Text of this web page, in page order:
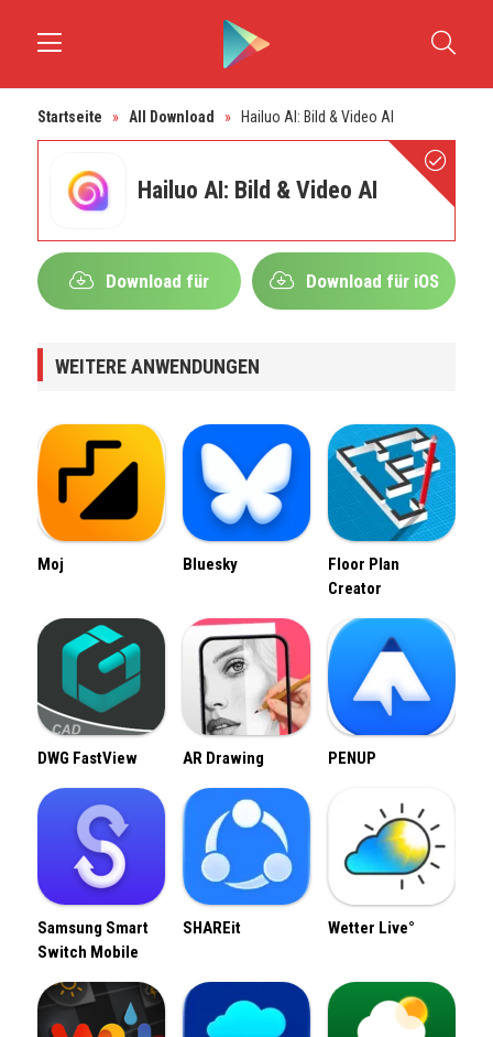
Startseite » All Download » Hailuo AI: Bild & Video AI
Hailuo AI: Bild & Video AI
Download für Download für iOS
WEITERE ANWENDUNGEN
Moj Bluesky
Floor Plan
Creator
DWG FastView AR Drawing PENUP
Samsung Smart
Switch Mobile
SHAREit Wetter Live°